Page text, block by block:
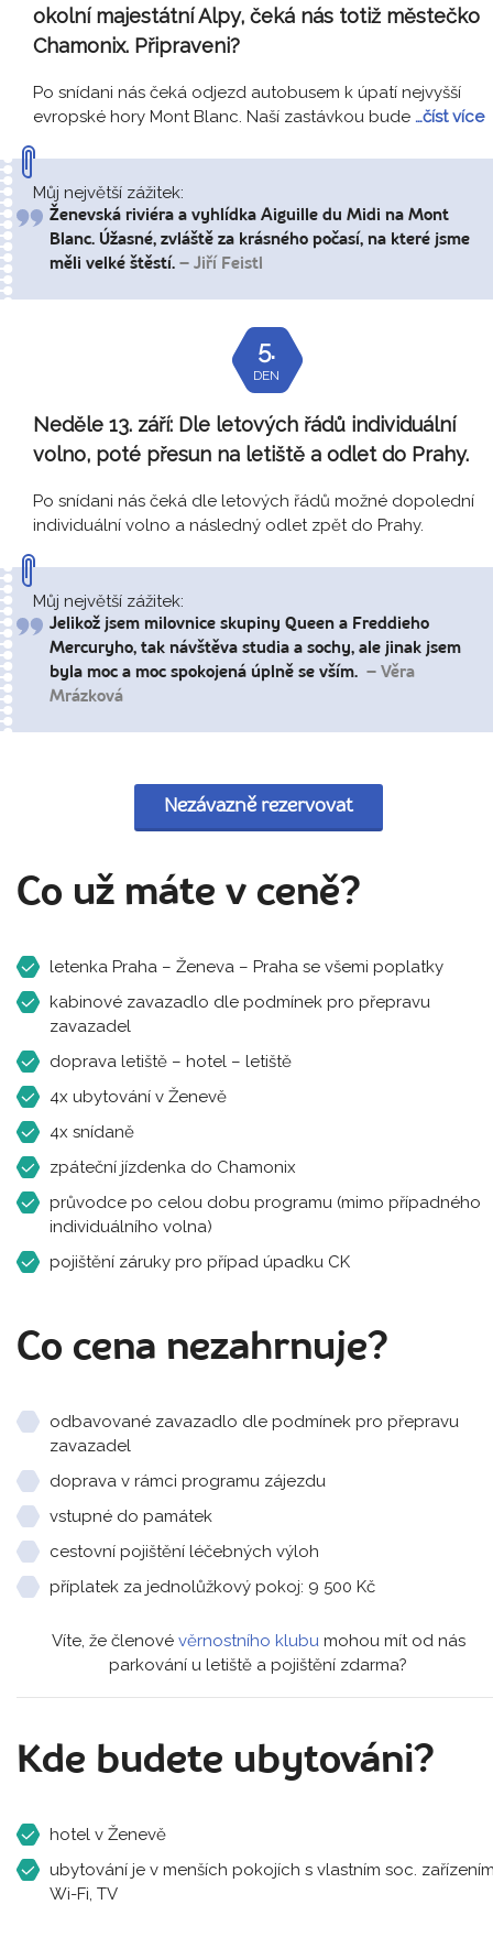
okolní majestátní Alpy, čeká nás totiž městečko
Chamonix. Připraveni?
Po snídani nás čeká odjezd autobusem k úpatí nejvyšší
evropské hory Mont Blanc. Naší zastávkou bude …číst více
Můj největší zážitek:
Ženevská riviéra a vyhlídka Aiguille du Midi na Mont
Blanc. Úžasné, zvláště za krásného počasí, na které jsme
měli velké štěstí. – Jiří Feistl
5.
DEN
Neděle 13. září: Dle letových řádů individuální
volno, poté přesun na letiště a odlet do Prahy.
Po snídani nás čeká dle letových řádů možné dopolední
individuální volno a následný odlet zpět do Prahy.
Můj největší zážitek:
Jelikož jsem milovnice skupiny Queen a Freddieho
Mercuryho, tak návštěva studia a sochy, ale jinak jsem
byla moc a moc spokojená úplně se vším. – Věra
Mrázková
Nezávazně rezervovat
Co už máte v ceně?
letenka Praha – Ženeva – Praha se všemi poplatky
kabinové zavazadlo dle podmínek pro přepravu
zavazadel
doprava letiště – hotel – letiště
4x ubytování v Ženevě
4x snídaně
zpáteční jízdenka do Chamonix
průvodce po celou dobu programu (mimo případného
individuálního volna)
pojištění záruky pro případ úpadku CK
Co cena nezahrnuje?
odbavované zavazadlo dle podmínek pro přepravu
zavazadel
doprava v rámci programu zájezdu
vstupné do památek
cestovní pojištění léčebných výloh
příplatek za jednolůžkový pokoj: 9 500 Kč
Víte, že členové věrnostního klubu mohou mít od nás
parkování u letiště a pojištění zdarma?
Kde budete ubytováni?
hotel v Ženevě
ubytování je v menších pokojích s vlastním soc.
Wi-Fi, TV